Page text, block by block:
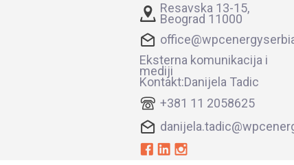
Resavska 13-15,
Beograd 11000
Eksterna komunikacija i
mediji
Kontakt:Danijela Tadic
+381 11 2058625